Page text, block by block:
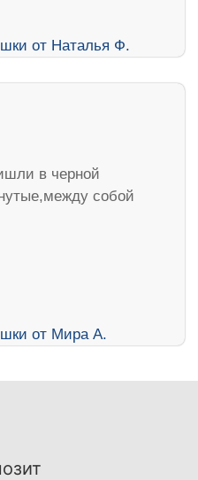
в черной
собой